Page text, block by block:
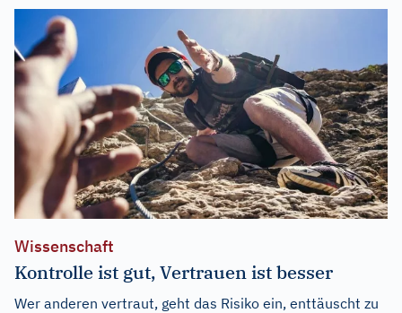
Wissenschaft
Kontrolle ist gut, Vertrauen ist besser
Wer anderen vertraut, geht das Risiko ein, enttäuscht zu